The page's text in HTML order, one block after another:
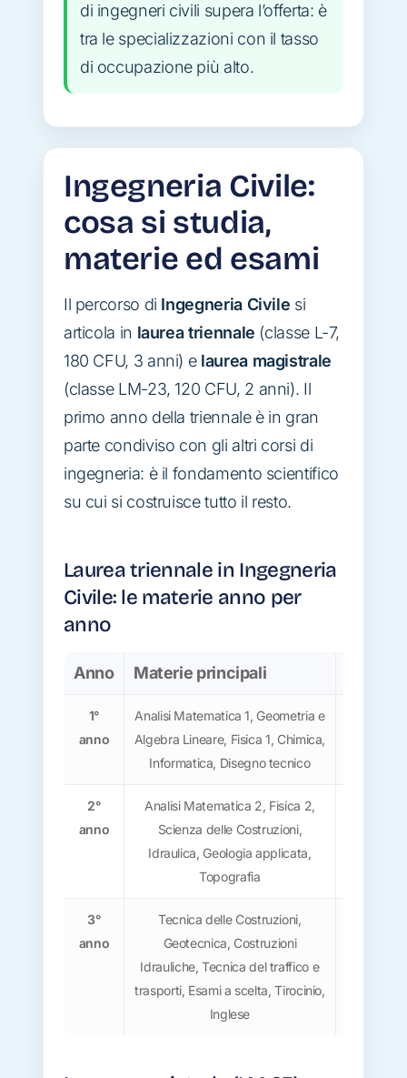
di ingegneri civili supera l’offerta: è
tra le specializzazioni con il tasso
di occupazione più alto.
Ingegneria Civile:
cosa si studia,
materie ed esami
Il percorso di Ingegneria Civile si
articola in laurea triennale (classe L-7,
180 CFU, 3 anni) e laurea magistrale
(classe LM-23, 120 CFU, 2 anni). Il
primo anno della triennale è in gran
parte condiviso con gli altri corsi di
ingegneria: è il fondamento scientifico
su cui si costruisce tutto il resto.
Laurea triennale in Ingegneria
Civile: le materie anno per
anno
Anno Materie principali
1°
anno
Analisi Matematica 1, Geometria e
Algebra Lineare, Fisica 1, Chimica,
Informatica, Disegno tecnico
2°
anno
Analisi Matematica 2, Fisica 2,
Scienza delle Costruzioni,
Idraulica, Geologia applicata,
Topografia
3°
anno
Tecnica delle Costruzioni,
Geotecnica, Costruzioni
Idrauliche, Tecnica del traffico e
trasporti, Esami a scelta, Tirocinio,
Inglese